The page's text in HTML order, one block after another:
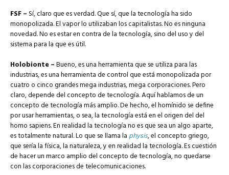
FSF – Sí, claro que es verdad. Que sí, que la tecnología ha sido
monopolizada. El vapor lo utilizaban los capitalistas. No es ninguna
novedad. No es estar en contra de la tecnología, sino del uso y del
sistema para la que es útil.
Holobionte –Bueno, es una herramienta que se utiliza para las
industrias, es una herramienta de control que está monopolizada por
cuatro o cinco grandes mega industrias, mega corporaciones. Pero
claro, depende del concepto de tecnología. Aquí hablamos de un
concepto de tecnología más amplio. De hecho, el homínido se define
por usar herramientas, o sea, la tecnología está en el origen del del
homo sapiens. En realidad la tecnología no es que sea un algo aparte,
es totalmente natural. Lo que se llama laphysis, el concepto griego,
que sería la física, la naturaleza, y en realidad la tecnología. Es cuestión
de hacer un marco amplio del concepto de tecnología, no quedarse
con las corporaciones de telecomunicaciones.